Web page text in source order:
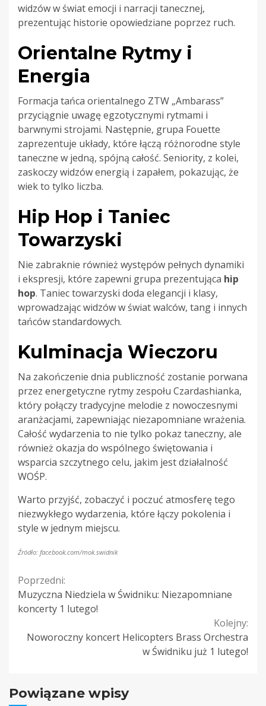
widzów w świat emocji i narracji tanecznej,
prezentując historie opowiedziane poprzez ruch.
Orientalne Rytmy i
Energia
Formacja tańca orientalnego ZTW „Ambarass”
przyciągnie uwagę egzotycznymi rytmami i
barwnymi strojami. Następnie, grupa Fouette
zaprezentuje układy, które łączą różnorodne style
taneczne w jedną, spójną całość. Seniority, z kolei,
zaskoczy widzów energią i zapałem, pokazując, że
wiek to tylko liczba.
Hip Hop i Taniec
Towarzyski
Nie zabraknie również występów pełnych dynamiki
i ekspresji, które zapewni grupa prezentująca hip
hop. Taniec towarzyski doda elegancji i klasy,
wprowadzając widzów w świat walców, tang i innych
tańców standardowych.
Kulminacja Wieczoru
Na zakończenie dnia publiczność zostanie porwana
przez energetyczne rytmy zespołu Czardashianka,
który połączy tradycyjne melodie z nowoczesnymi
aranżacjami, zapewniając niezapomniane wrażenia.
Całość wydarzenia to nie tylko pokaz taneczny, ale
również okazja do wspólnego świętowania i
wsparcia szczytnego celu, jakim jest działalność
WOŚP.
Warto przyjść, zobaczyć i poczuć atmosferę tego
niezwykłego wydarzenia, które łączy pokolenia i
style w jednym miejscu.
Źródło: facebook.com/mok.swidnik
Continue
Reading
Poprzedni:
Muzyczna Niedziela w Świdniku: Niezapomniane
koncerty 1 lutego!
Kolejny:
Noworoczny koncert Helicopters Brass Orchestra
w Świdniku już 1 lutego!
Powiązane wpisy